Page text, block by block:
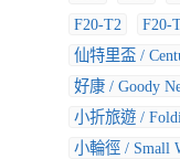
F20-T2
F20-
仙特里盃 /
好康 / Goody
小折旅遊 /
小輪徑 / Small